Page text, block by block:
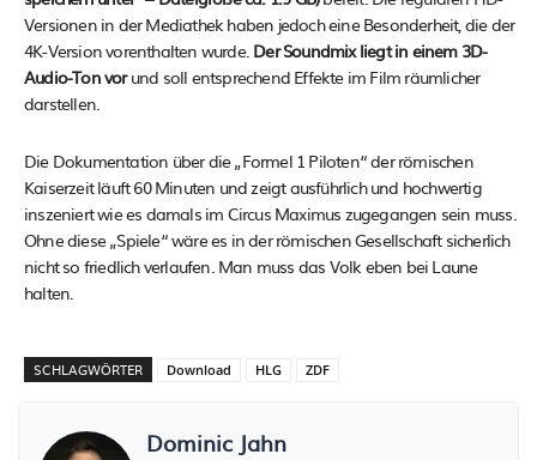
Versionen in der Mediathek haben jedoch eine Besonderheit, die der
4K-Version vorenthalten wurde. Der Soundmix liegt in einem 3D-
Audio-Ton vorund soll entsprechend Effekte im Film räumlicher
darstellen.
Die Dokumentation über die „Formel 1 Piloten“ der römischen
Kaiserzeit läuft 60 Minuten und zeigt ausführlich und hochwertig
inszeniert wie es damals im Circus Maximus zugegangen sein muss.
Ohne diese „Spiele“ wäre es in der römischen Gesellschaft sicherlich
nicht so friedlich verlaufen. Man muss das Volk eben bei Laune
halten.
SCHLAGWÖRTER Download HLG ZDF
Dominic Jahn